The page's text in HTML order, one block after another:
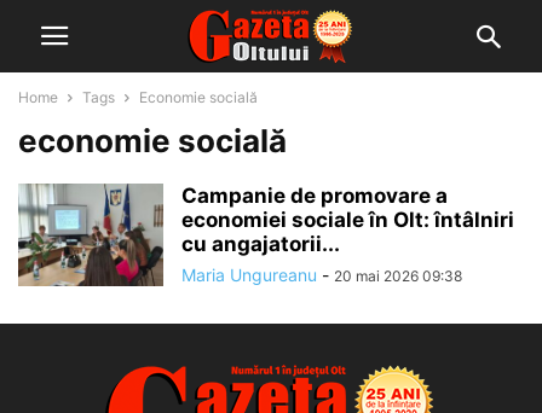
Home Tags Economie socială
economie socială
Campanie de promovare a
economiei sociale în Olt: întâlniri
cu angajatorii...
Maria Ungureanu - 20 mai 2026 09:38